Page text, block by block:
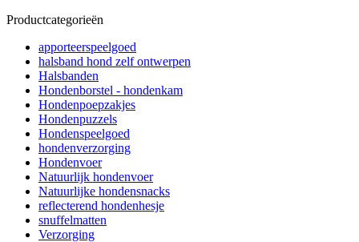
Productcategorieën
apporteerspeelgoed
halsband hond zelf ontwerpen
Halsbanden
Hondenborstel - hondenkam
Hondenpoepzakjes
Hondenpuzzels
Hondenspeelgoed
hondenverzorging
Hondenvoer
Natuurlijk hondenvoer
Natuurlijke hondensnacks
reflecterend hondenhesje
snuffelmatten
Verzorging